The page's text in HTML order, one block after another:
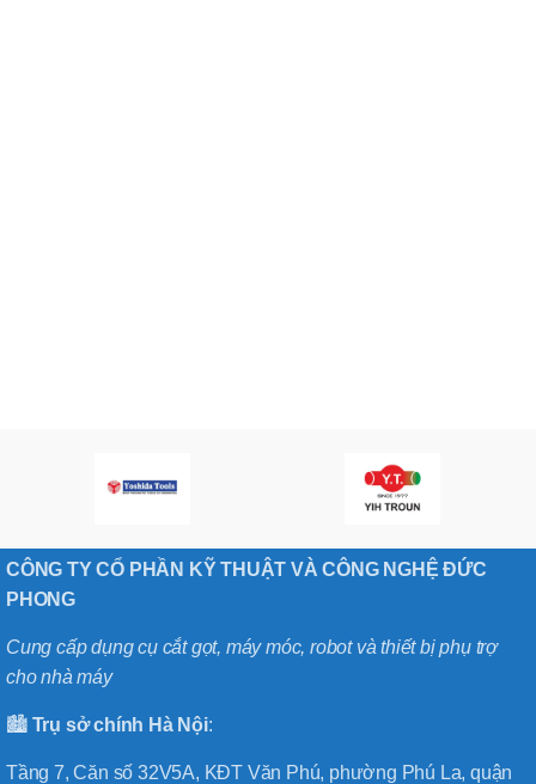
CÔNG TY CỔ PHẦN KỸ THUẬT VÀ CÔNG NGHỆ ĐỨC
PHONG
Cung cấp dụng cụ cắt gọt, máy móc, robot và thiết bị phụ trợ
cho nhà máy
🏙️ Trụ sở chính Hà Nội:
Tầng 7, Căn số 32V5A, KĐT Văn Phú, phường Phú La, quận